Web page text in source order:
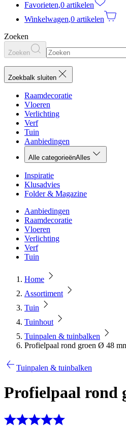
Favorieten,0 artikelen
Winkelwagen,0 artikelen
Zoeken
Zoeken
Zoekbalk sluiten
Raamdecoratie
Vloeren
Verlichting
Verf
Tuin
Aanbiedingen
Alle categorieënAlles
Inspiratie
Klusadvies
Folder & Magazine
Aanbiedingen
Raamdecoratie
Vloeren
Verlichting
Verf
Tuin
Home
Assortiment
Tuin
Tuinhout
Tuinpalen & tuinbalken
Profielpaal rond groen Ø 48
Tuinpalen & tuinbalken
Profielpaal rond